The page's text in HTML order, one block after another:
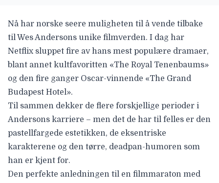
Nå har norske seere muligheten til å vende tilbake
til Wes Andersons unike filmverden. I dag har
Netflix sluppet fire av hans mest populære dramaer,
blant annet kultfavoritten «The Royal Tenenbaums»
og den fire ganger Oscar-vinnende «The Grand
Budapest Hotel».
Til sammen dekker de flere forskjellige perioder i
Andersons karriere – men det de har til felles er den
pastellfargede estetikken, de eksentriske
karakterene og den tørre, deadpan-humoren som
han er kjent for.
Den perfekte anledningen til en filmmaraton med